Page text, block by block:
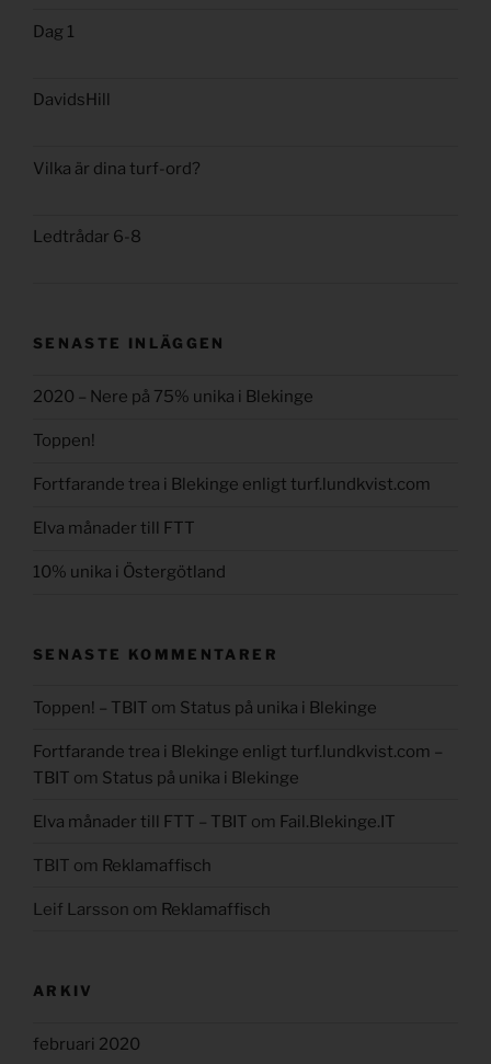
Dag 1
DavidsHill
Vilka är dina turf-ord?
Ledtrådar 6-8
SENASTE INLÄGGEN
2020 – Nere på 75% unika i Blekinge
Toppen!
Fortfarande trea i Blekinge enligt turf.lundkvist.com
Elva månader till FTT
10% unika i Östergötland
SENASTE KOMMENTARER
Toppen! – TBIT om Status på unika i Blekinge
Fortfarande trea i Blekinge enligt turf.lundkvist.com –
TBIT om Status på unika i Blekinge
Elva månader till FTT – TBIT om Fail.Blekinge.IT
TBIT om Reklamaffisch
Leif Larsson om Reklamaffisch
ARKIV
februari 2020